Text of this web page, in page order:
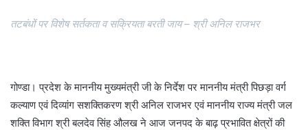
तटबंधों पर विशेष सर्तकता व सक्रियता बरती जाय – श्री अनिल राजभर
गोण्डा। प्रदेश के माननीय मुख्यमंत्री जी के निर्देश पर माननीय मंत्री पिछड़ा वर्ग
कल्याण एवं दिव्यांग सशक्तिकरण श्री अनिल राजभर एवं माननीय राज्य मंत्री जल
शक्ति विभाग श्री बलदेव सिंह औलख ने आज जनपद के बाढ़ प्रभावित क्षेत्रों की